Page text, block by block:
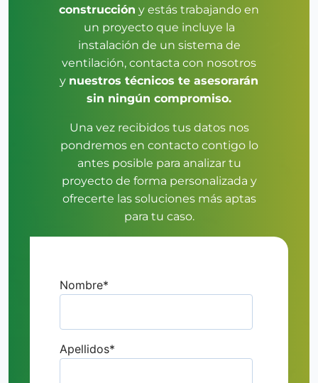
construcción y estás trabajando en
un proyecto que incluye la
instalación de un sistema de
ventilación, contacta con nosotros
y nuestros técnicos te asesorarán
sin ningún compromiso.
Una vez recibidos tus datos nos
pondremos en contacto contigo lo
antes posible para analizar tu
proyecto de forma personalizada y
ofrecerte las soluciones más aptas
para tu caso.
Nombre*
Apellidos*